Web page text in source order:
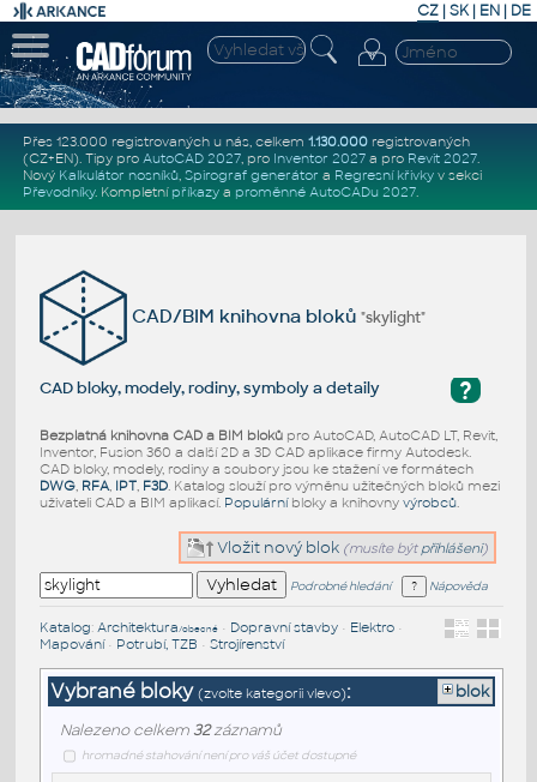
CZ | SK| EN | DE
Přes 123.000 registrovaných u nás, celkem 1.130.000registrovaných
(CZ+EN). Tipy pro AutoCAD 2027, pro Inventor 2027a pro Revit 2027.
Nový Kalkulátor nosníků, Spirograf generátor a Regresní křivkyv sekci
Převodníky. Kompletní příkazya proměnné AutoCADu 2027.
CAD/BIM knihovna bloků"skylight"
?
CAD bloky, modely, rodiny, symboly a detaily
Bezplatná knihovna CAD a BIM blokůpro AutoCAD, AutoCAD LT, Revit,
Inventor, Fusion 360 a další 2D a 3D CAD aplikace firmy Autodesk.
CAD bloky, modely, rodiny a soubory jsou ke stažení ve formátech
DWG, RFA, IPT, F3D. Katalog slouží pro výměnu užitečných bloků mezi
uživateli CAD a BIM aplikací. Populárníbloky a knihovny výrobců.
Vložit nový blok (musíte být přihlášeni)
Podrobné hledání Nápověda
Katalog: Architektura/obecné• Dopravní stavby• Elektro•
Mapování• Potrubí, TZB • Strojírenství
Vybrané bloky (zvolte kategorii vlevo): blok
Nalezeno celkem 32záznamů
hromadné stahování není pro váš účet dostupné